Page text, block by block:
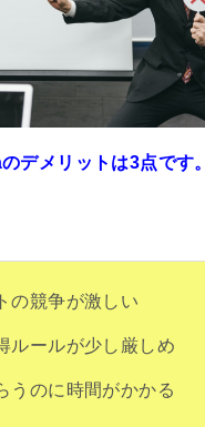
デメリットは3点です。
の競争が激しい
ルールが少し厳しめ
うのに時間がかかる